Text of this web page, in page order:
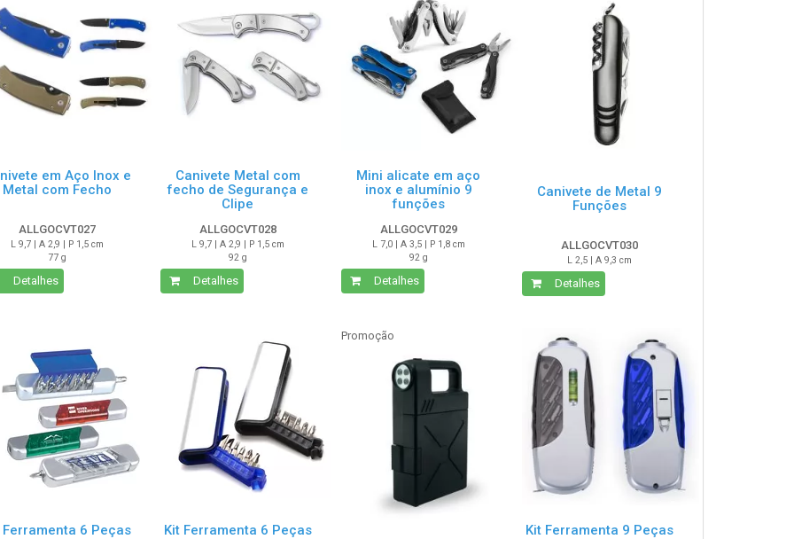
em Aço Inox e
Metal com Fecho
ALLGOCVT027
L 9,7 | A 2,9 | P 1,5 cm
77 g
Detalhes
Canivete Metal com
fecho de Segurança e
Clipe
ALLGOCVT028
L 9,7 | A 2,9 | P 1,5 cm
92 g
Detalhes
Mini alicate em aço
inox e alumínio 9
funções
ALLGOCVT029
L 7,0 | A 3,5 | P 1,8 cm
92 g
Detalhes
Canivete de Metal 9
Funções
ALLGOCVT030
L 2,5 | A 9,3 cm
Detalhes
Ferramenta 6 Peças Kit Ferramenta 6 Peças
Promoção
Kit Ferramenta 9 Peças